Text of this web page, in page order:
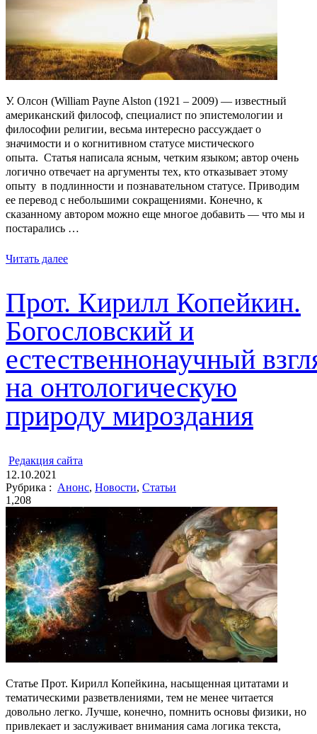
У. Олсон (William Payne Alston (1921 – 2009) — известный
американский философ, специалист по эпистемологии и
философии религии, весьма интересно рассуждает о
значимости и о когнитивном статусе мистического
опыта. Статья написала ясным, четким языком; автор очень
логично отвечает на аргументы тех, кто отказывает этому
опыту в подлинности и познавательном статусе. Приводим
ее перевод с небольшими сокращениями. Конечно, к
сказанному автором можно еще многое добавить — что мы и
постарались …
Читать далее
Прот. Кирилл Копейкин.
Богословский и
естественнонаучный
на онтологическую
природу мироздания
Редакция cайта
12.10.2021
Рубрика : Анонс, Новости, Статьи
1,208
Статье Прот. Кирилл Копейкина, насыщенная цитатами и
тематическими разветвлениями, тем не менее читается
довольно легко. Лучше, конечно, помнить основы физики, но
привлекает и заслуживает внимания сама логика текста,